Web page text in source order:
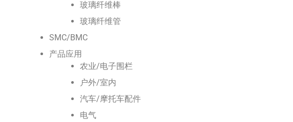
玻璃纤维棒
玻璃纤维管
SMC/BMC
产品应用
农业/电子围栏
户外/室内
汽车/摩托车配件
电气